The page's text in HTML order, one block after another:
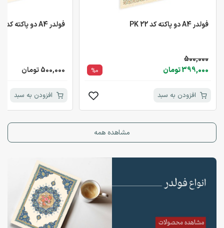
فولدر A4 دو پاکته کد PK 22
500,000
399,000 تومان
%0
افزودن به سبد
فولدر A4 دو پاکته کد PK 23
500,000 تومان
افزودن به سبد
مشاهده همه